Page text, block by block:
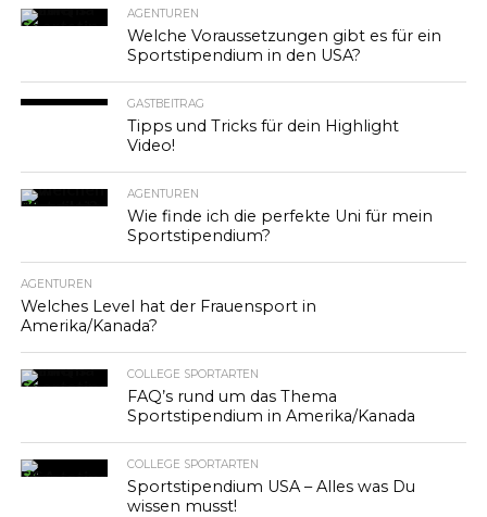
AGENTUREN
Welche Voraussetzungen gibt es für ein
Sportstipendium in den USA?
GASTBEITRAG
Tipps und Tricks für dein Highlight
Video!
AGENTUREN
Wie finde ich die perfekte Uni für mein
Sportstipendium?
AGENTUREN
Welches Level hat der Frauensport in
Amerika/Kanada?
COLLEGE SPORTARTEN
FAQ’s rund um das Thema
Sportstipendium in Amerika/Kanada
COLLEGE SPORTARTEN
Sportstipendium USA – Alles was Du
wissen musst!